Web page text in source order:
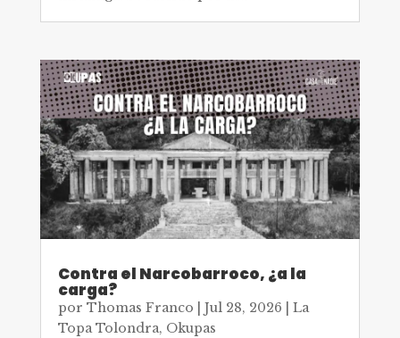
Contra el Narcobarroco, ¿a la
carga?
por Thomas Franco Jul 28, 2026
La
Topa Tolondra, Okupas